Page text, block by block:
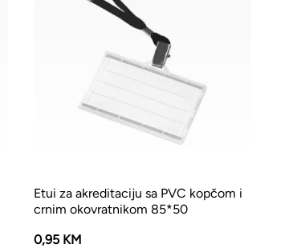
Etui za akreditaciju sa PVC kopčom i
crnim okovratnikom 85*50
0,95 KM